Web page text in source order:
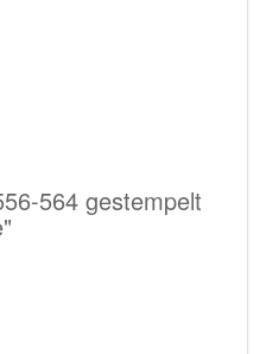
564 gestempelt